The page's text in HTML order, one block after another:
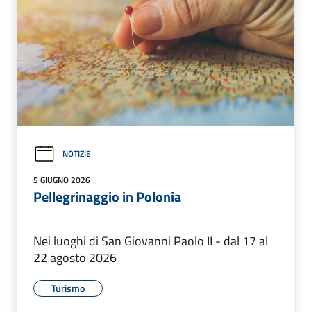
NOTIZIE
5 GIUGNO 2026
Pellegrinaggio in Polonia
Nei luoghi di San Giovanni Paolo II - dal 17 al
22 agosto 2026
Turismo